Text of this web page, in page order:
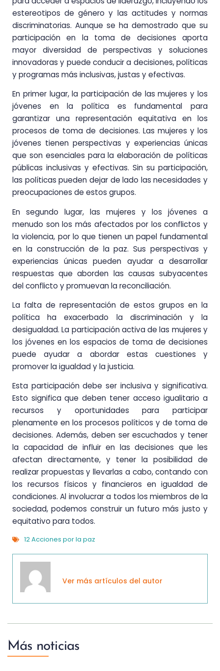
estereotipos de género y las actitudes y normas
discriminatorias. Aunque se ha demostrado que su
participación en la toma de decisiones aporta
mayor diversidad de perspectivas y soluciones
innovadoras y puede conducir a decisiones, políticas
y programas más inclusivas, justas y efectivas.
En primer lugar, la participación de las mujeres y los
jóvenes en la política es fundamental para
garantizar una representación equitativa en los
procesos de toma de decisiones. Las mujeres y los
jóvenes tienen perspectivas y experiencias únicas
que son esenciales para la elaboración de políticas
públicas inclusivas y efectivas. Sin su participación,
las políticas pueden dejar de lado las necesidades y
preocupaciones de estos grupos.
En segundo lugar, las mujeres y los jóvenes a
menudo son los más afectados por los conflictos y
la violencia, por lo que tienen un papel fundamental
en la construcción de la paz. Sus perspectivas y
experiencias únicas pueden ayudar a desarrollar
respuestas que aborden las causas subyacentes
del conflicto y promuevan la reconciliación.
La falta de representación de estos grupos en la
política ha exacerbado la discriminación y la
desigualdad. La participación activa de las mujeres y
los jóvenes en los espacios de toma de decisiones
puede ayudar a abordar estas cuestiones y
promover la igualdad y la justicia.
Esta participación debe ser inclusiva y significativa.
Esto significa que deben tener acceso igualitario a
recursos y oportunidades para participar
plenamente en los procesos políticos y de toma de
decisiones. Además, deben ser escuchados y tener
la capacidad de influir en las decisiones que les
afectan directamente, y tener la posibilidad de
realizar propuestas y llevarlas a cabo, contando con
los recursos físicos y financieros en igualdad de
condiciones. Al involucrar a todos los miembros de la
sociedad, podemos construir un futuro más justo y
equitativo para todos.
12 Acciones por la paz
Ver más artículos del autor
Más noticias